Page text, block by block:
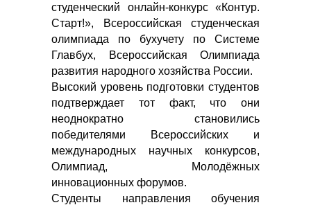
студенческий онлайн‑конкурс «Контур.
Старт!», Всероссийская студенческая
олимпиада по бухучету по Системе
Главбух, Всероссийская Олимпиада
развития народного хозяйства России.
Высокий уровень подготовки студентов
подтверждает тот факт, что они
неоднократно становились
победителями Всероссийских и
международных научных конкурсов,
Олимпиад, Молодёжных
инновационных форумов.
Студенты направления обучения